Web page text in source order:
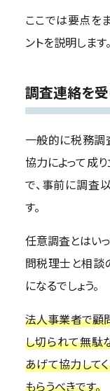
ここでは要点を
ントを説明します。
調査連絡を
一般的に税務調
協力によって成
で、事前に調査
す。
任意調査とはい
問税理士と相談
になるでしょう。
法人事業者で顧
し切られて無駄
あげて協力して
もらうべきです。